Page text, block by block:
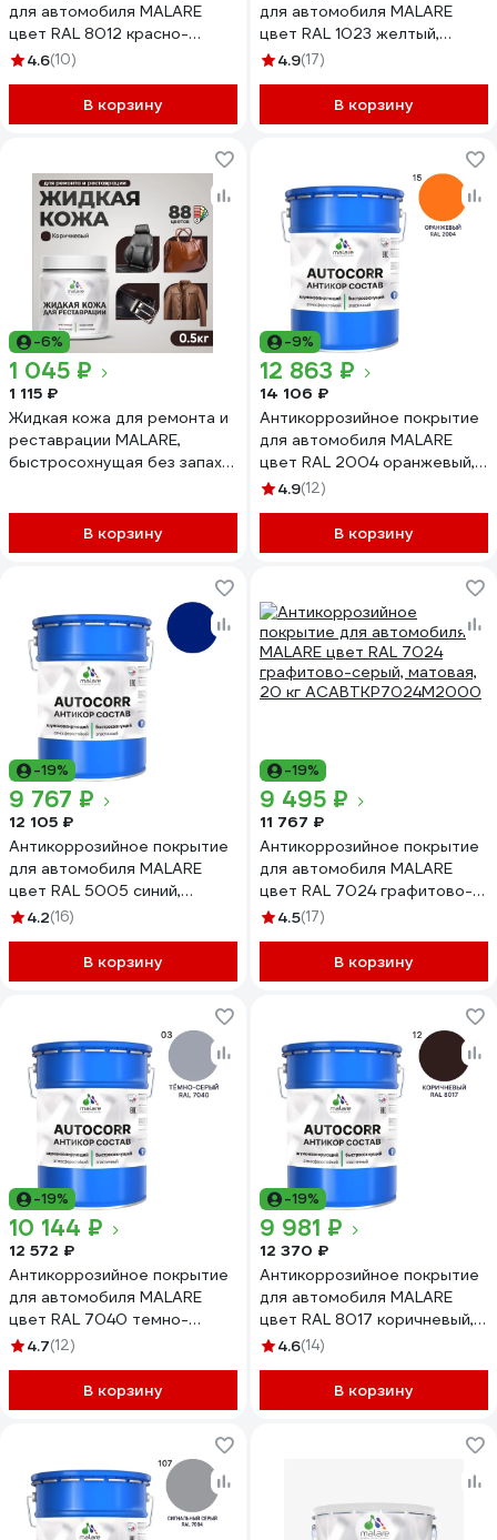
для автомобиля MALARE
цвет RAL 8012 красно-
коричневый, матовая, 20 кг
4.6(10)
В корзину
для автомобиля MALARE
цвет RAL 1023 желтый,
матовая, 20 кг
4.9(17)
В корзину
-6%
1 045 ₽
1 115 ₽
Жидкая кожа для ремонта и
реставрации MALARE,
быстросохнущая без запаха,
В корзину
-9%
12 863 ₽
14 106 ₽
Антикоррозийное покрытие
для автомобиля MALARE
цвет RAL 2004 оранжевый,
матовая, 20 кг
4.9(12)
В корзину
-19%
9 767 ₽
12 105 ₽
Антикоррозийное покрытие
для автомобиля MALARE
цвет RAL 5005 синий,
матовая, 20 кг
4.2(16)
В корзину
-19%
9 495 ₽
11 767 ₽
Антикоррозийное покрытие
для автомобиля MALARE
цвет RAL 7024 графитово-
серый, матовая, 20 кг
4.5(17)
В корзину
-19%
10 144 ₽
12 572 ₽
Антикоррозийное покрытие
для автомобиля MALARE
цвет RAL 7040 темно-
серый, матовая, 20 кг
4.7(12)
В корзину
-19%
9 981 ₽
12 370 ₽
Антикоррозийное покрытие
для автомобиля MALARE
цвет RAL 8017 коричневый,
матовая, 20 кг
4.6(14)
В корзину